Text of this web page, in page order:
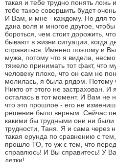
такая и тебе трудно понять ложь
тебе такое совершить будет
И Вам, и мне - каждому. Но для
дана воля и многое другое,
бороться, чем стоит дорожить,
бывают в жизни ситуации, когда
справиться. Именно поэтому и
мужа, потому что я видела,
тяжело принимать тот факт, что
человеку плохо, что он сам не
молилась, я была рядом. Потому
Никто от этого не застрахован.
осталась в тот момент. И Вам не
что это прошлое - его не
решение было верным. Сейчас
какими бы трудными они ни были
трудности, Таня. Я и сама через
такая ерунда по сравнению с
прошло ТО, то уж с тем, что
справлюсь! И Вы справитесь! У
детки!